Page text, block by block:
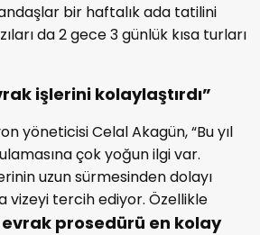
bir haftalık ada tatilini
da 2 gece 3 günlük kısa turları
işlerini kolaylaştırdı”
yöneticisi Celal Akagün, “Bu yıl
çok yoğun ilgi var.
uzun sürmesinden dolayı
vizeyi tercih ediyor. Özellikle
evrak prosedürü en kolay